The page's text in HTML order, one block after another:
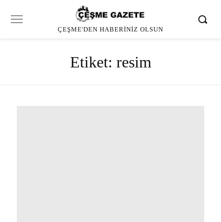
ÇEŞME'DEN HABERINIZ OLSUN
Etiket: resim